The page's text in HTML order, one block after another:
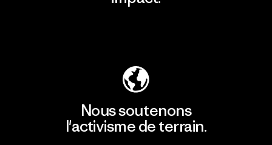
Nous soutenons
l'activisme de terrain.